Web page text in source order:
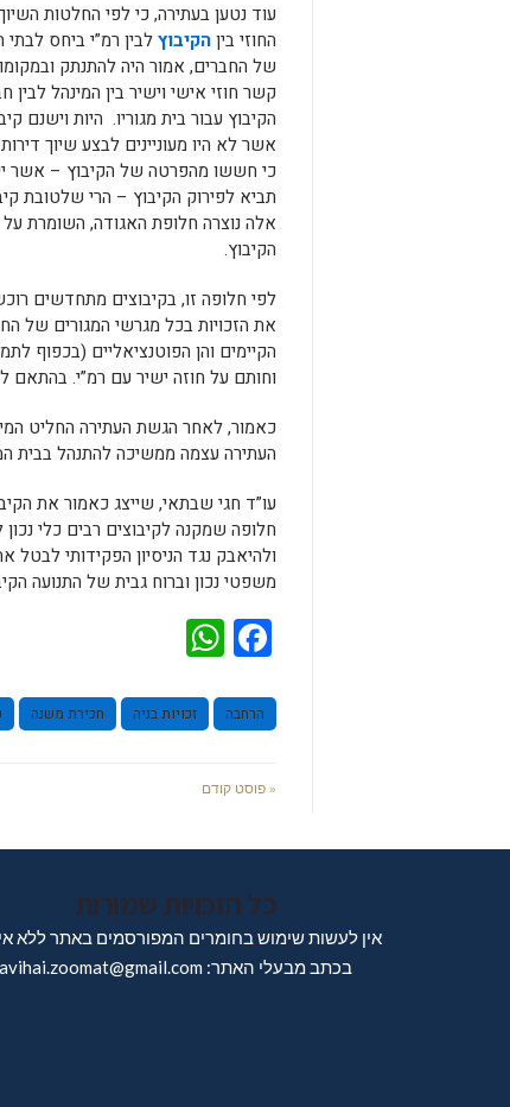
עוד נטען בעתירה, כי לפי החלטות
החוזי ביןהקיבוץלבין רמ”י ביחס לבתי
של החברים, אמור היה להתנתק ובמקומו
קשר חוזי אישי וישיר בין המינהל לבין
הקיבוץ עבור בית מגוריו. היות וישנם
אשר לא היו מעוניינים לבצע שיוך
כי חששו מהפרטה של הקיבוץ – אשר
תביא לפירוק הקיבוץ – הרי שלטובת
אלה נוצרה חלופת האגודה, השומרת
הקיבוץ.
לפי חלופה זו, בקיבוצים מתחדשים
את הזכויות בכל מגרשי המגורים של
וחותם על חוזה ישיר עם רמ”י. בהתאם
כאמור, לאחר הגשת העתירה החליט
העתירה עצמה ממשיכה להתנהל בבית
עו”ד חגי שבתאי, שייצג כאמור את
חלופה שמקנה לקיבוצים רבים כלי
ולהיאבק נגד הניסיון הפקידותי
משפטי נכון וברוח גבית של התנועה
Facebook
הרחבה זכויות בניה חכירת משנה
« פוסט קודם
כל הזכויות שמורות
אין לעשות שימוש בחומרים המפורסמים באתר ללא
בכתב מבעלי האתר: avihai.zoomat@gmail.com